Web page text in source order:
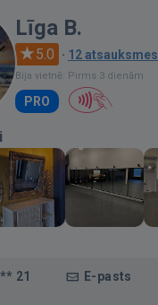
Līga B.
5.0 · 12 atsauksmes
Bija vietnē: Pirms 3 dienām
PRO
21 E-pasts